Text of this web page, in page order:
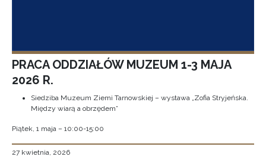
PRACA ODDZIAŁÓW MUZEUM 1-3 MAJA
2026 R.
Siedziba Muzeum Ziemi Tarnowskiej – wystawa „Zofia Stryjeńska.
Między wiarą a obrzędem”
Piątek, 1 maja – 10:00-15:00
27 kwietnia, 2026